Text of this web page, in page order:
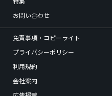
お問い合わせ
免責事項・コピーライト
プライバシーポリシー
利用規約
会社案内